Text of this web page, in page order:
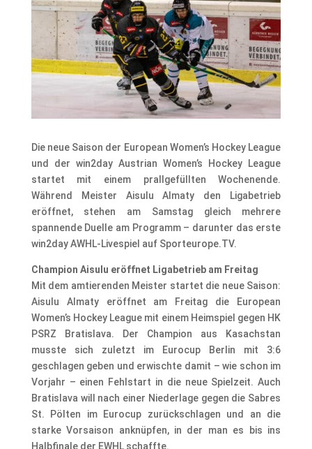
Die neue Saison der European Women’s Hockey League
und der win2day Austrian Women’s Hockey League
startet mit einem prallgefüllten Wochenende.
Während Meister Aisulu Almaty den Ligabetrieb
eröffnet, stehen am Samstag gleich mehrere
spannende Duelle am Programm – darunter das erste
win2day AWHL-Livespiel auf Sporteurope.TV.
Champion Aisulu eröffnet Ligabetrieb am Freitag
Mit dem amtierenden Meister startet die neue Saison:
Aisulu Almaty eröffnet am Freitag die European
Women’s Hockey League mit einem Heimspiel gegen HK
PSRZ Bratislava. Der Champion aus Kasachstan
musste sich zuletzt im Eurocup Berlin mit 3:6
geschlagen geben und erwischte damit – wie schon im
Vorjahr – einen Fehlstart in die neue Spielzeit. Auch
Bratislava will nach einer Niederlage gegen die Sabres
St. Pölten im Eurocup zurückschlagen und an die
starke Vorsaison anknüpfen, in der man es bis ins
Halbfinale der EWHL schaffte.